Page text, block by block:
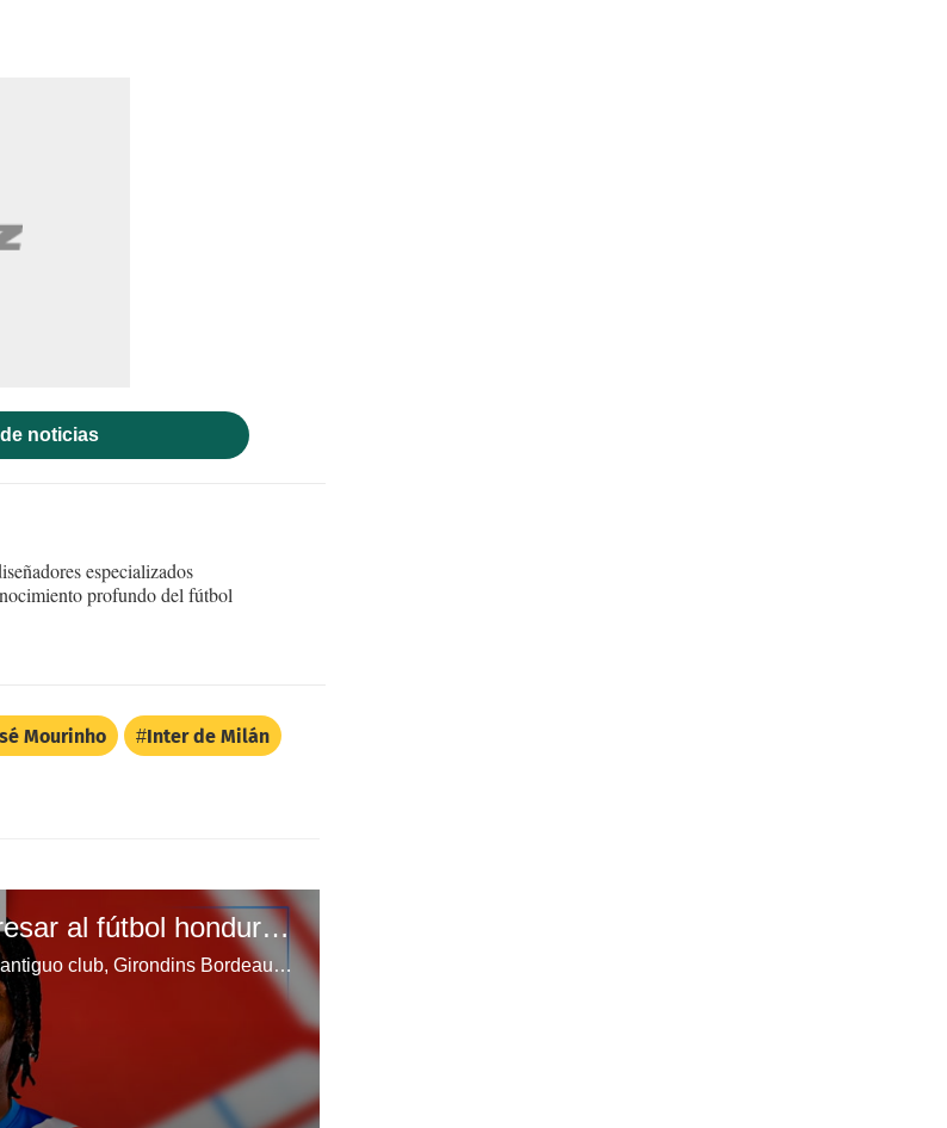
noticias
especializados
profundo del fútbol
Mourinho Inter de Milán
¿Le favorece a Alberth Elis regresar al fútbol hondureño?
Alberth Elis quedó sin equipo luego de que su antiguo club, Girondins Bordeaux, desapareciera del fútbol profesional por problemas financieros. El futbolista hondureño intenta regresar a la plenitud futbolística y se ha incorporado a los entrenamientos del equipo de Pedro Troglio. Ante ello, nos preguntamos, ¿le favorece a Alberth Elis regresar al fútbol hondureño?